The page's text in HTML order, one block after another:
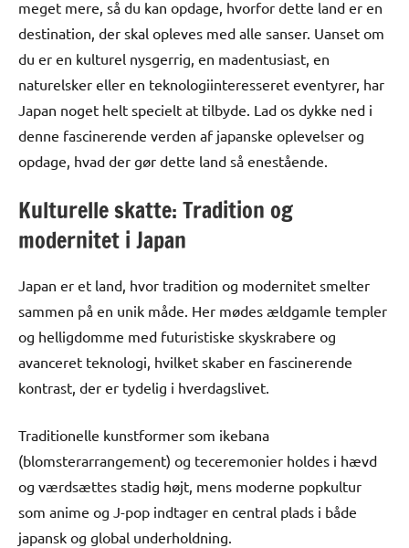
meget mere, så du kan opdage, hvorfor dette land er en
destination, der skal opleves med alle sanser. Uanset om
du er en kulturel nysgerrig, en madentusiast, en
naturelsker eller en teknologiinteresseret eventyrer, har
Japan noget helt specielt at tilbyde. Lad os dykke ned i
denne fascinerende verden af japanske oplevelser og
opdage, hvad der gør dette land så enestående.
Kulturelle skatte: Tradition og
modernitet i Japan
Japan er et land, hvor tradition og modernitet smelter
sammen på en unik måde. Her mødes ældgamle templer
og helligdomme med futuristiske skyskrabere og
avanceret teknologi, hvilket skaber en fascinerende
kontrast, der er tydelig i hverdagslivet.
Traditionelle kunstformer som ikebana
(blomsterarrangement) og teceremonier holdes i hævd
og værdsættes stadig højt, mens moderne popkultur
som anime og J-pop indtager en central plads i både
japansk og global underholdning.